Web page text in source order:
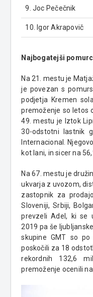
9. Joc Pečečnik
10. Igor Akrapovič
Najbogatejši
Na 21. mestu je
je povezan s
podjetja Kremen
premoženje so letos
49. mestu je Iztok
30-odstotni lastnik
Internacional.
kot lani, in sicer na
Na 67. mestu je
ukvarja z uvozom,
zastopnik za
Sloveniji, Srbiji,
prevzeli Adel, ki se
2019 pa še
skupine GMT so
poskočili za 18
rekordnih 132,6
premoženje ocenili